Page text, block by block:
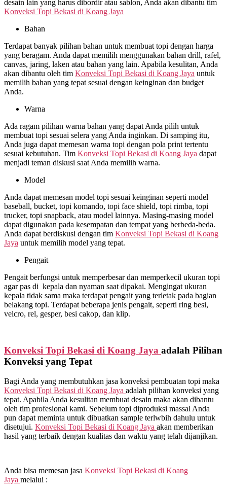
desain lain yang harus dibordir atau sablon, Anda akan dibantu tim
Konveksi Topi Bekasi di Koang Jaya
Bahan
Terdapat banyak pilihan bahan untuk membuat topi dengan harga
yang beragam. Anda dapat memilih menggunakan bahan drill, rafel,
canvas, jaring, laken atau bahan yang lain. Apabila kesulitan, Anda
akan dibantu oleh tim Konveksi Topi Bekasi di Koang Jaya untuk
memilih bahan yang tepat sesuai dengan keinginan dan budget
Anda.
Warna
Ada ragam pilihan warna bahan yang dapat Anda pilih untuk
membuat topi sesuai selera yang Anda inginkan. Di samping itu,
Anda juga dapat memesan warna topi dengan pola print tertentu
sesuai kebutuhan. Tim Konveksi Topi Bekasi di Koang Jaya dapat
menjadi teman diskusi saat Anda memilih warna.
Model
Anda dapat memesan model topi sesuai keinginan seperti model
baseball, bucket, topi komando, topi face shield, topi rimba, topi
trucker, topi snapback, atau model lainnya. Masing-masing model
dapat digunakan pada kesempatan dan tempat yang berbeda-beda.
Anda dapat berdiskusi dengan tim Konveksi Topi Bekasi di Koang
Jaya untuk memilih model yang tepat.
Pengait
Pengait berfungsi untuk memperbesar dan memperkecil ukuran topi
agar pas di kepala dan nyaman saat dipakai. Mengingat ukuran
kepala tidak sama maka terdapat pengait yang terletak pada bagian
belakang topi. Terdapat beberapa jenis pengait, seperti ring besi,
velcro, rel, gesper, besi cakop, dan klip.
Konveksi Topi Bekasi di Koang Jaya adalah Pilihan
Konveksi yang Tepat
Bagi Anda yang membutuhkan jasa konveksi pembuatan topi maka
Konveksi Topi Bekasi di Koang Jaya adalah pilihan konveksi yang
tepat. Apabila Anda kesulitan membuat desain maka akan dibantu
oleh tim profesional kami. Sebelum topi diproduksi massal Anda
pun dapat meminta untuk dibuatkan sample terlwbih dahulu untuk
disetujui. Konveksi Topi Bekasi di Koang Jaya akan memberikan
hasil yang terbaik dengan kualitas dan waktu yang telah dijanjikan.
Anda bisa memesan jasa Konveksi Topi Bekasi di Koang
Jaya melalui :